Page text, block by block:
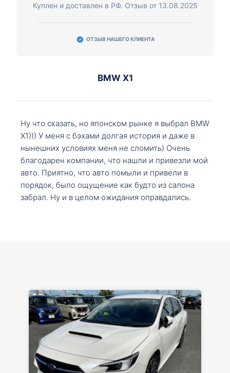
Куплен и доставлен в РФ. Отзыв от 13.08.2025
ОТЗЫВ НАШЕГО КЛИЕНТА
BMW X1
Ну что сказать, но японском рынке я выбрал BMW
X1))) У меня с бэхами долгая история и даже в
нынешних условиях меня не сломить) Очень
благодарен компании, что нашли и привезли мой
авто. Приятно, что авто помыли и привели в
порядок, было ощущение как будто из салона
забрал. Ну и в целом ожидания оправдались.